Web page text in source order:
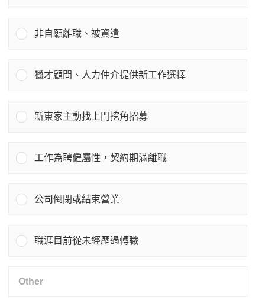
非自願離職、被資遣
獵才顧問、人力仲介提供新工作選擇
新東家主動找上門挖角招募
工作為聘僱屬性，契約期滿離職
公司倒閉或結束營業
職涯目前從未經歷過轉職